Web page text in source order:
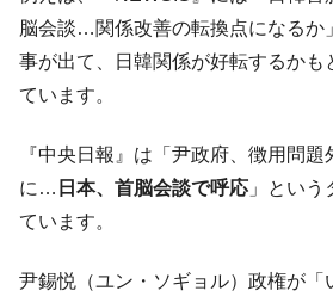
える賞金とは？
Fact1 平成仮面ライダーの意外す
Fact1
Fact1
日本人マスターズ挑戦の歴
だった選手とは？
Fact1
甲子園通算本塁打、最多の清
Fact1 セレクトセールの高額取引
脳会談…関係改善の転換点になるか
事が出て、日韓関係が好転するかも
ています。
『中央日報』は「尹政府、徴用問
に… 日本、首脳会談で呼応 」という
ています。
尹錫悦（ユン・ソギョル）政権が「